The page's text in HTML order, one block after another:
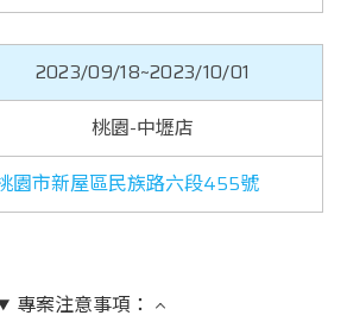
2023/09/18~2023/10/01
桃園-中壢店
園市新屋區民族路六段455號
專案注意事項：